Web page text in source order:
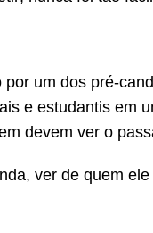
um dos pré-
e estudantis em
devem ver o
ver de quem